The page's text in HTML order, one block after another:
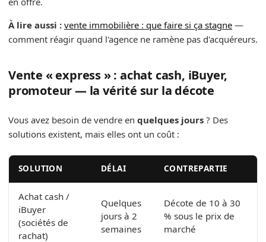
À lire aussi : vente immobilière : que faire si ça stagne —
comment réagir quand l'agence ne ramène pas d'acquéreurs.
Vente « express » : achat cash, iBuyer,
promoteur — la vérité sur la décote
Vous avez besoin de vendre en quelques jours ? Des
solutions existent, mais elles ont un coût :
SOLUTION DÉLAI CONTREPARTIE
Achat cash /
iBuyer
(sociétés de
rachat)
Quelques
jours à 2
semaines
Décote de 10 à 30
% sous le prix de
marché